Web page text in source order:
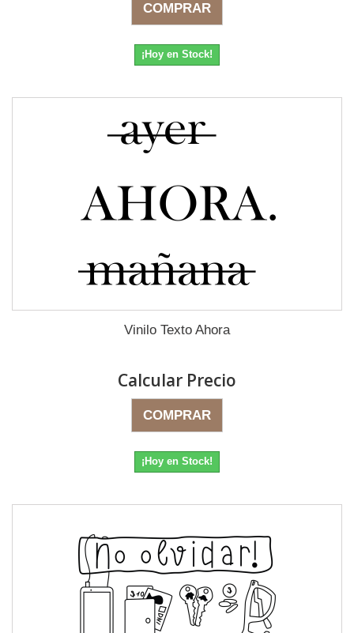
COMPRAR
¡Hoy en Stock!
Vinilo Texto Ahora
Calcular Precio
COMPRAR
¡Hoy en Stock!